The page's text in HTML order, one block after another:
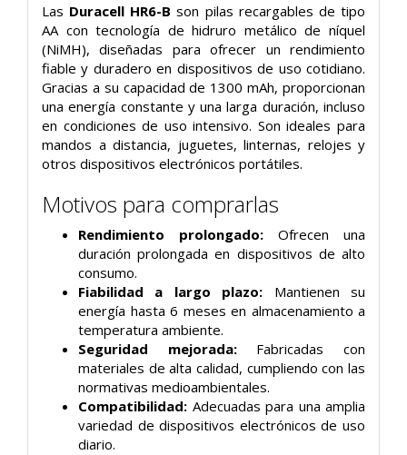
Las Duracell HR6-B son pilas recargables de tipo
AA con tecnología de hidruro metálico de níquel
(NiMH), diseñadas para ofrecer un rendimiento
fiable y duradero en dispositivos de uso cotidiano.
Gracias a su capacidad de 1300 mAh, proporcionan
una energía constante y una larga duración, incluso
en condiciones de uso intensivo. Son ideales para
mandos a distancia, juguetes, linternas, relojes y
otros dispositivos electrónicos portátiles.
Motivos para comprarlas
Rendimiento prolongado: Ofrecen una
duración prolongada en dispositivos de alto
consumo.
Fiabilidad a largo plazo: Mantienen su
energía hasta 6 meses en almacenamiento a
temperatura ambiente.
Seguridad mejorada:Fabricadas con
materiales de alta calidad, cumpliendo con las
normativas medioambientales.
Compatibilidad: Adecuadas para una amplia
variedad de dispositivos electrónicos de uso
diario.